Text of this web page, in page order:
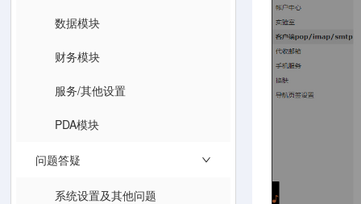
数据模块
财务模块
服务/其他设置
PDA模块
问题答疑
系统设置及其他问题